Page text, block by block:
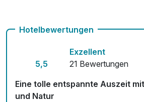
Hotelbewertungen
5,5
Exzellent
21 Bewertungen
Eine tolle entspannte Auszeit
und Natur